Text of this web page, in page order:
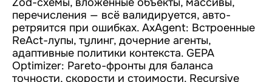
перечисления — всё валидируется, авто-
ретряится при ошибках. AxAgent: Встроенные
ReAct-лупы, тyлинг, дочерние агенты,
адаптивные политики контекста. GEPA
Optimizer: Pareto-фронты для баланса
точности, скорости и стоимости. Recursive